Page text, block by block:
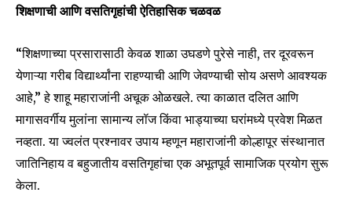
शिक्षणाची आणि वसतिगृहांची ऐतिहासिक चळवळ
“शिक्षणाच्या प्रसारासाठी केवळ शाळा उघडणे पुरेसे नाही, तर दूरवरून
येणाऱ्या गरीब विद्यार्थ्यांना राहण्याची आणि जेवण्याची सोय असणे आवश्यक
आहे,” हे शाहू महाराजांनी अचूक ओळखले. त्या काळात दलित आणि
मागासवर्गीय मुलांना सामान्य लॉज किंवा भाड्याच्या घरांमध्ये प्रवेश मिळत
नव्हता. या ज्वलंत प्रश्नावर उपाय म्हणून महाराजांनी कोल्हापूर संस्थानात
जातिनिहाय व बहुजातीय वसतिगृहांचा एक अभूतपूर्व सामाजिक प्रयोग सुरू
केला.